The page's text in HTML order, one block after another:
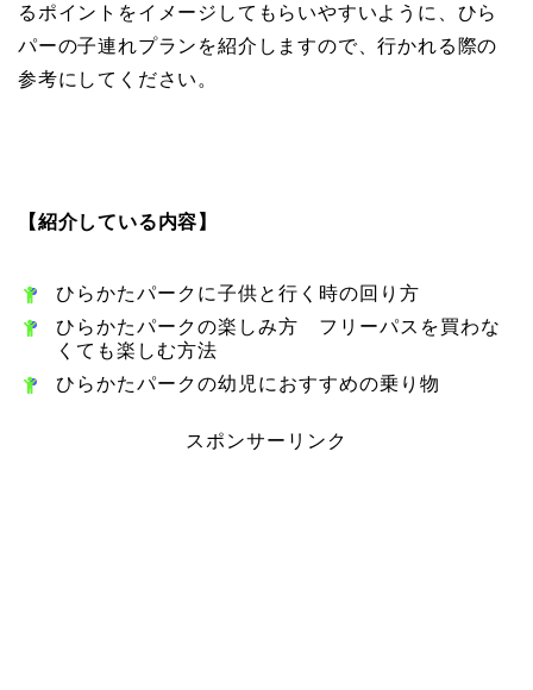
るポイントをイメージしてもらいやすいように、ひら
パーの子連れプランを紹介しますので、行かれる際の
参考にしてください。
【紹介している内容】
ひらかたパークに子供と行く時の回り方
ひらかたパークの楽しみ方 フリーパスを買わな
くても楽しむ方法
ひらかたパークの幼児におすすめの乗り物
スポンサーリンク